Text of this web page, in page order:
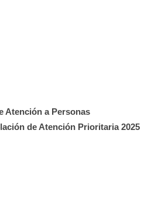
Atención a Personas
de Atención Prioritaria 2025